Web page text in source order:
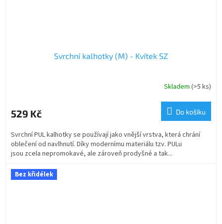
Svrchní kalhotky (M) - Kvítek SZ
Skladem (>5 ks)
529 Kč Do košíku
Svrchní PUL kalhotky se používají jako vnější vrstva, která chrání
oblečení od navlhnutí. Díky modernímu materiálu tzv. PULu
jsou zcela nepromokavé, ale zároveň prodyšné a tak...
Bez křidélek